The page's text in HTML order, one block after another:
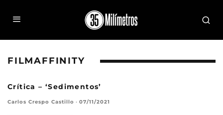
FILMAFFINITY
Crítica – ‘Sedimentos’
Carlos Crespo Castillo · 07/11/2021